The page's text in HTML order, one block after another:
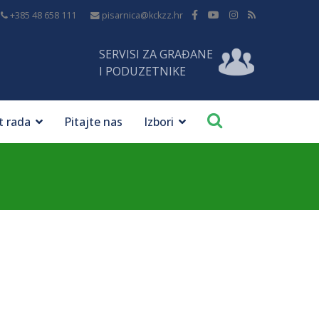
+385 48 658 111 pisarnica@kckzz.hr
SERVISI ZA GRAĐANE
I PODUZETNIKE
rada Pitajte nas Izbori